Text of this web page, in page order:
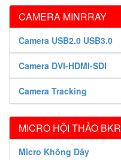
CAMERA MINRRAY
Camera USB2.0 USB3.0
Camera DVI-HDMI-SDI
Camera Tracking
MICRO HỘI THẢO BKR
Micro Không Dây